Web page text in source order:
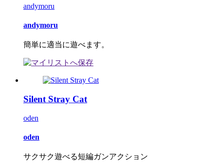
andymoru
andymoru
簡単に適当に遊べます。
Silent Stray Cat
oden
oden
サクサク遊べる短編ガンアクション